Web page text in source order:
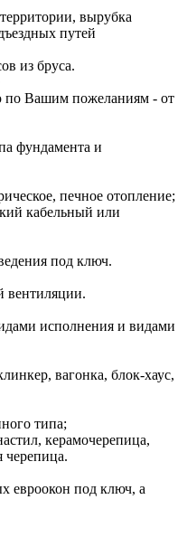
вырубка
путей
из бруса.
по Вашим пожеланиям - от
фундамента и
печное отопление;
кабельный или
под ключ.
вентиляции.
исполнения и видами
вагонка, блок-хаус,
типа;
керамочерепица,
черепица.
евроокон под ключ, а